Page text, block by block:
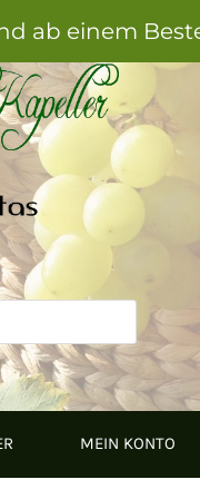
ab einem
MEIN KONTO